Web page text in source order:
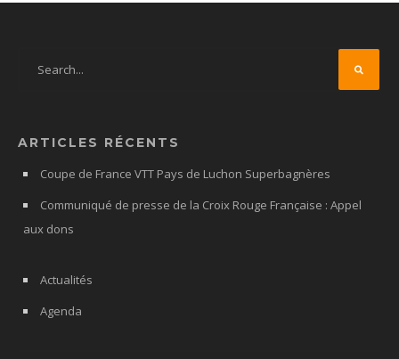
ARTICLES RÉCENTS
Coupe de France VTT Pays de Luchon Superbagnères
Communiqué de presse de la Croix Rouge Française : Appel
aux dons
Actualités
Agenda